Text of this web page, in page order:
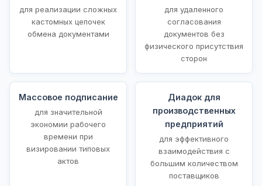
для реализации сложных
кастомных цепочек
обмена документами
для удаленного
согласования
документов без
физического присутствия
сторон
Массовое подписание
для значительной
экономии рабочего
времени при
визировании типовых
актов
Диадок для
производственных
предприятий
для эффективного
взаимодействия с
большим количеством
поставщиков